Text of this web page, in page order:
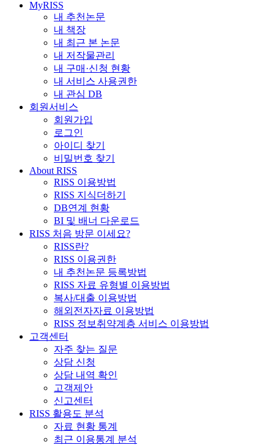
MyRISS
내 추천논문
내 책장
내 최근 본 논문
내 저작물관리
내 구매·신청 현황
내 서비스 사용권한
내 관심 DB
회원서비스
회원가입
로그인
아이디 찾기
비밀번호 찾기
About RISS
RISS 이용방법
RISS 지식더하기
DB연계 현황
BI 및 배너 다운로드
RISS 처음 방문 이세요?
RISS란?
RISS 이용권한
내 추천논문 등록방법
RISS 자료 유형별 이용방법
복사/대출 이용방법
해외전자자료 이용방법
RISS 정보취약계층 서비스 이용방법
고객센터
자주 찾는 질문
상담 신청
상담 내역 확인
고객제안
신고센터
RISS 활용도 분석
자료 현황 통계
최근 이용통계 분석